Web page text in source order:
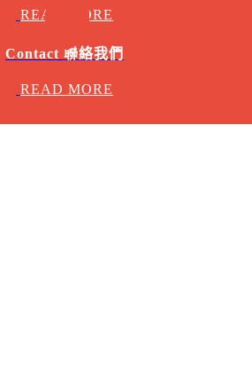
READ MORE
Contact 聯絡我們
READ MORE